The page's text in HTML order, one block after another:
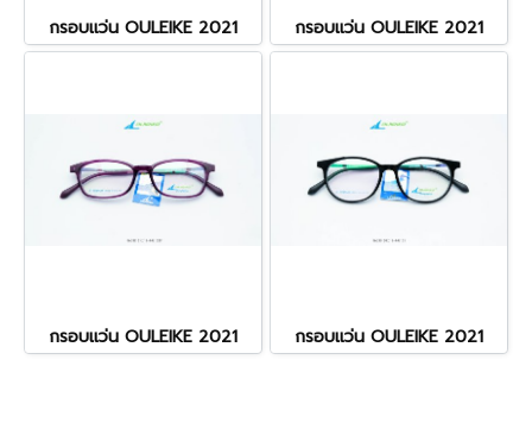
กรอบแว่น OULEIKE 2021 กรอบแว่น OULEIKE 2021
กรอบแว่น OULEIKE 2021 กรอบแว่น OULEIKE 2021